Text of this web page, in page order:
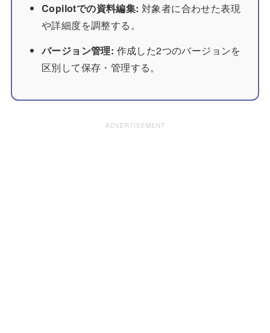
Copilotでの資料編集: 対象者に合わせた表現
や詳細度を調整する。
バージョン管理: 作成した2つのバージョンを
区別して保存・管理する。
ADVERTISEMENT